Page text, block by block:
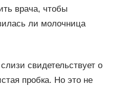
врача, чтобы
ли молочница
свидетельствует о
пробка. Но это не